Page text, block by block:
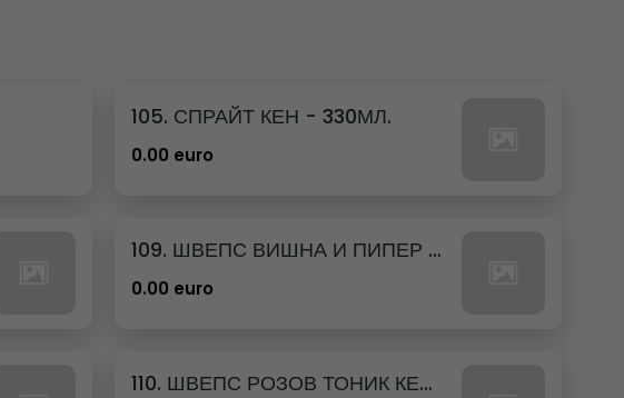
105. СПРАЙТ КЕН - 330МЛ.
0.00 euro
109. ШВЕПС ВИШНА И ПИПЕР КЕН - 330МЛ.
0.00 euro
110. ШВЕПС РОЗОВ ТОНИК КЕН - 330МЛ.